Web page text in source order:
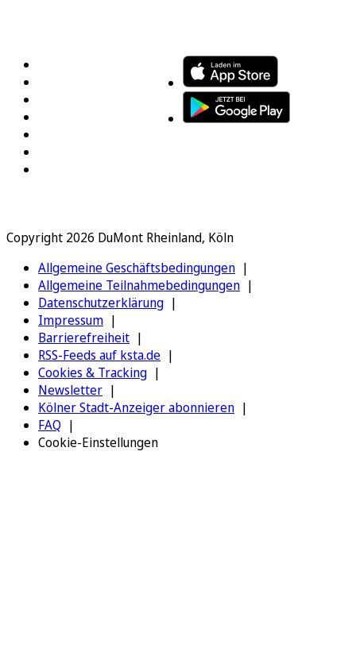
Copyright 2026 DuMont Rheinland, Köln
Allgemeine Geschäftsbedingungen
Allgemeine Teilnahmebedingungen
Datenschutzerklärung
Impressum
Barrierefreiheit
RSS-Feeds auf ksta.de
Cookies & Tracking
Newsletter
Kölner Stadt-Anzeiger abonnieren
FAQ
Cookie-Einstellungen